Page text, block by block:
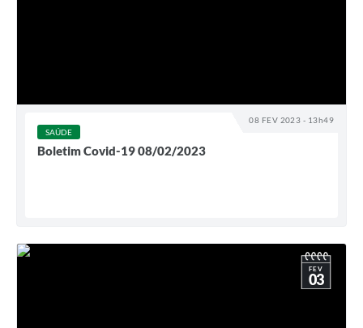
08 FEV 2023 - 13h49
SAÚDE
Boletim Covid-19 08/02/2023
FEV
03